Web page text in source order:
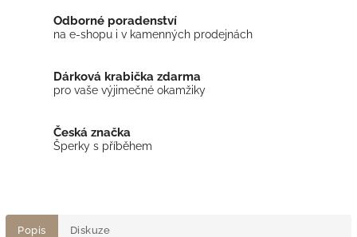
Odborné poradenství
na e-shopu i v kamenných prodejnách
Dárková krabička zdarma
pro vaše výjimečné okamžiky
Česká značka
Šperky s příběhem
Popis Diskuze